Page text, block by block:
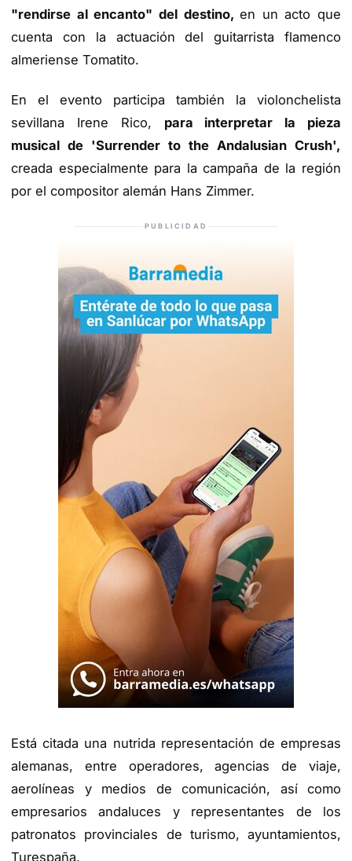
"rendirse al encanto" del destino,en un acto que
cuenta con la actuación del guitarrista flamenco
almeriense Tomatito.
En el evento participa también la violonchelista
sevillana Irene Rico, para interpretar la pieza
musical de 'Surrender to the Andalusian Crush',
creada especialmente para la campaña de la región
por el compositor alemán Hans Zimmer.
PUBLICIDAD
Está citada una nutrida representación de empresas
alemanas, entre operadores, agencias de viaje,
aerolíneas y medios de comunicación, así como
empresarios andaluces y representantes de los
patronatos provinciales de turismo, ayuntamientos,
Turespaña.